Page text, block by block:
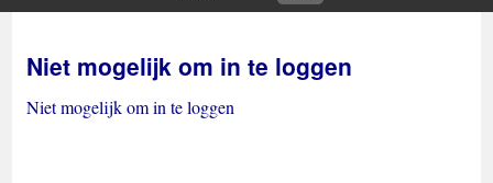
Niet mogelijk om in te loggen
Niet mogelijk om in te loggen